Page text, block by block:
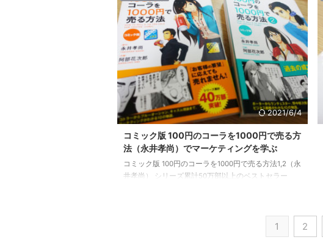
リルを売るには穴を売れ posted with カエレバ 佐藤 義
典 青春出版社 2006-12-23 Amazon 楽天市場 この本
は、ストーリー仕立てで本格的なマーケティングの基
礎を学べる、素晴らしい本です。 私も以前、この本の
書評を書いております。 そして実は、この本にはなん
と続編があるのです！ 今回は続 ...
2021/6/4
コミック版 100円のコーラを1000円で売る方
法（永井孝尚）でマーケティングを学ぶ
コミック版 100円のコーラを1000円で売る方法1,2（永
井孝尚） シリーズ累計50万部以上のベストセラー
ック版 100円のコーラを1000円で売る方法 posted
with カエレバ 永井 孝尚,阿部 花次郎 KADOKAWA/中経
1 2